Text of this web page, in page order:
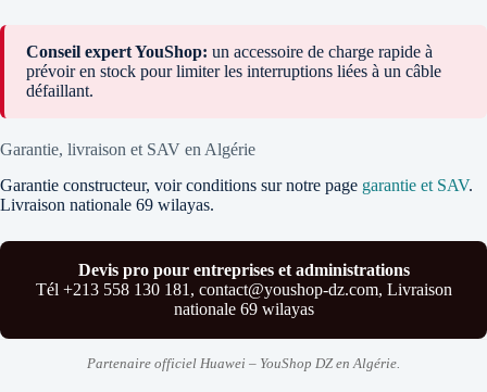
Conseil expert YouShop: un accessoire de charge rapide à
prévoir en stock pour limiter les interruptions liées à un câble
défaillant.
Garantie, livraison et SAV en Algérie
Garantie constructeur, voir conditions sur notre page garantie et SAV.
Livraison nationale 69 wilayas.
Devis pro pour entreprises et administrations
Tél +213 558 130 181, contact@youshop-dz.com, Livraison
nationale 69 wilayas
Partenaire officiel Huawei – YouShop DZ en Algérie.